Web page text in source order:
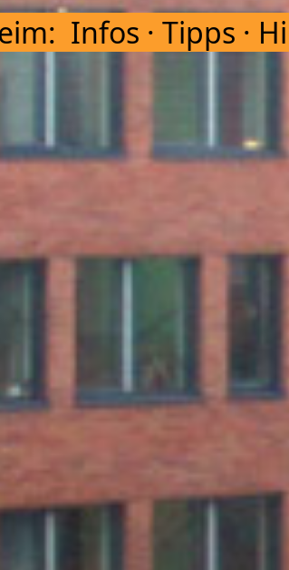
Infos · Tipps ·